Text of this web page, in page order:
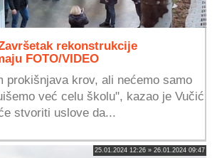
rekonstrukcije
FOTO/VIDEO
prokišnjava krov, ali nećemo samo
već celu školu", kazao je Vučić
stvoriti uslove da...
25.01.2024 12:26 » 26.01.2024 09:47